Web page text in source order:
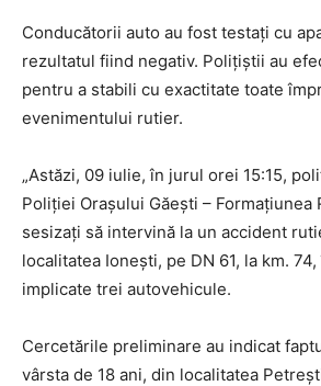
Conducătorii auto au fost testați cu
rezultatul fiind negativ. Polițiștii au
pentru a stabili cu exactitate toate
evenimentului rutier.
„Astăzi, 09 iulie, în jurul orei 15:15,
Poliției Orașului Găești – Formațiunea
sesizați să intervină la un accident
localitatea Ionești, pe DN 61, la km.
implicate trei autovehicule.
Cercetările preliminare au indicat
vârsta de 18 ani, din localitatea